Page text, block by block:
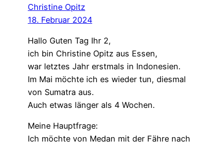
Christine Opitz
18. Februar 2024
Hallo Guten Tag Ihr 2,
ich bin Christine Opitz aus Essen,
war letztes Jahr erstmals in Indonesien.
Im Mai möchte ich es wieder tun, diesmal
von Sumatra aus.
Auch etwas länger als 4 Wochen.
Meine Hauptfrage:
Ich möchte von Medan mit der Fähre nach